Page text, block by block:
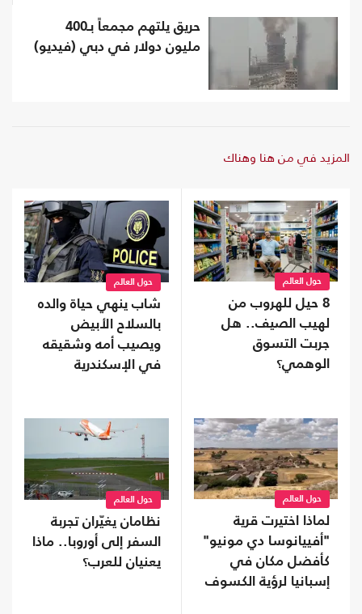
حريق يلتهم مجمعاً بـ400
مليون دولار في دبي (فيديو)
المزيد في من هنا وهناك
حول العالم
8 حيل للهروب من
لهيب الصيف.. هل
جربت التسوق
الوهمي؟
حول العالم
شاب ينهي حياة والده
بالسلاح الأبيض
ويصيب أمه وشقيقه
في الإسكندرية
حول العالم
لماذا اختيرت قرية
"أفييانوسا دي مونيو"
كأفضل مكان في
إسبانيا لرؤية الكسوف
حول العالم
نظامان يغيّران تجربة
السفر إلى أوروبا.. ماذا
يعنيان للعرب؟